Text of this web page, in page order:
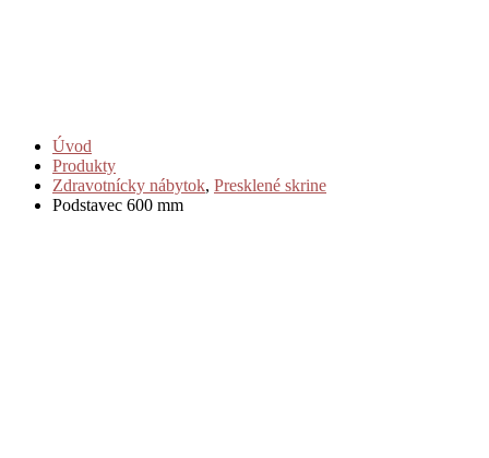
Úvod
Produkty
Zdravotnícky nábytok, Presklené skrine
Podstavec 600 mm